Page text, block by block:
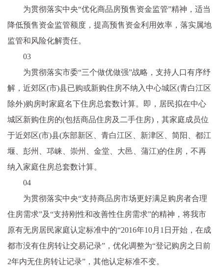
为贯彻落实中央“优化商品房预售资金监管”精神 ，适当
降低预售资金监管额度，提高预售资金利用效率， 落实属地
监管和风险化解责任。
03
为贯彻落实市委“三个做优做强”战略，支持人口有序纾
解， 近郊区(市)县已购或新购住房不纳入中心城区(青白江区
除外)购房时家庭名下住房总套数计算。即，居民拟在中心
城区新购住房的(包括商品住房及二手住房)，其家庭成员位
于近郊区(市)县(东部新区、青白江区、新津区、简阳、都江
堰、彭州、邛崃、崇州、金堂、大邑、蒲江)的住房，不再
纳入家庭住房总套数计算。
04
为贯彻落实中央“支持商品房市场更好满足购房者合理
住房需求”及“支持刚性和改善性住房需求”的精神 ，将我市
原有无房居民家庭认定标准中的“2016年10月1日开始，在成
都市没有住房转让交易记录”，优化调整为“登记购房之日前
2年内无住房转让记录”，其他认定标准不变。